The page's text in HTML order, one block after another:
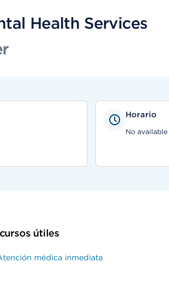
Health Services
Horario
No
útiles
médica inmediata